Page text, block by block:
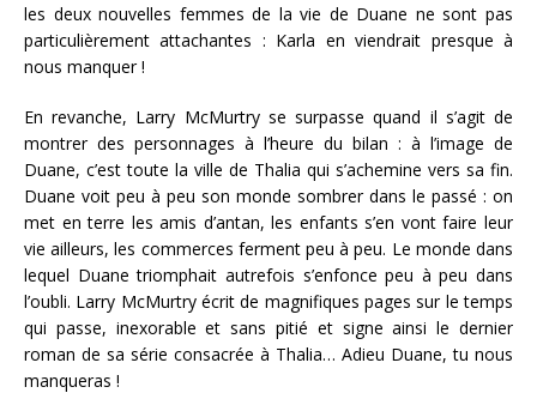
les deux nouvelles femmes de la vie de Duane ne sont pas
particulièrement attachantes : Karla en viendrait presque à
nous manquer !
En revanche, Larry McMurtry se surpasse quand il s’agit de
montrer des personnages à l’heure du bilan : à l’image de
Duane, c’est toute la ville de Thalia qui s’achemine vers sa fin.
Duane voit peu à peu son monde sombrer dans le passé : on
met en terre les amis d’antan, les enfants s’en vont faire leur
vie ailleurs, les commerces ferment peu à peu. Le monde dans
lequel Duane triomphait autrefois s’enfonce peu à peu dans
l’oubli. Larry McMurtry écrit de magnifiques pages sur le temps
qui passe, inexorable et sans pitié et signe ainsi le dernier
roman de sa série consacrée à Thalia… Adieu Duane, tu nous
manqueras !